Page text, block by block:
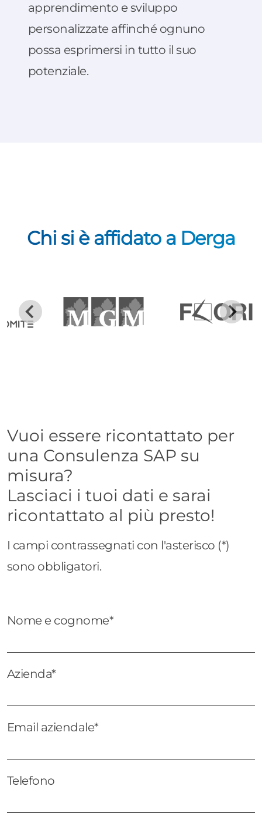
apprendimento e sviluppo
personalizzate affinché ognuno
possa esprimersi in tutto il suo
potenziale.
Chi si è affidato a Derga
Vuoi essere ricontattato per
una Consulenza SAP su
misura?
Lasciaci i tuoi dati e sarai
ricontattato al più presto!
I campi contrassegnati con l'asterisco (*)
sono obbligatori.
Nome e cognome*
Azienda*
Email aziendale*
Telefono